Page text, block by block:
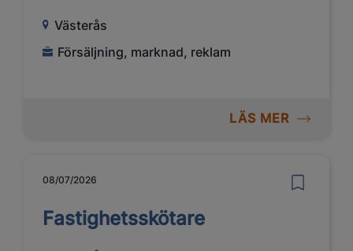
Västerås
Försäljning, marknad, reklam
LÄS MER
08/07/2026
Fastighetsskötare